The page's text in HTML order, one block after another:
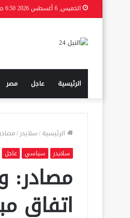
الخميس, 6 أغسطس 2026 6:50 ص
الرئيسية عاجل مصر
الرئيسية/سلايدر/
سلايدر سياسي عاجل
مصادر:
اتفاق